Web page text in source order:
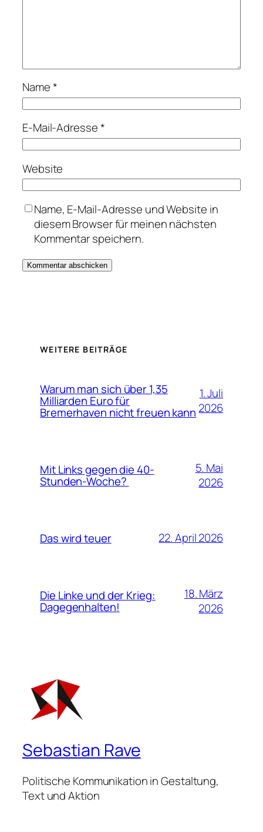
Name*
E-Mail-Adresse*
Website
Name, E-Mail-Adresse und Website in
diesem Browser für meinen nächsten
Kommentar speichern.
WEITERE BEITRÄGE
Warum man sich über 1,35
Milliarden Euro für
Bremerhaven nicht freuen kann
1. Juli
2026
Mit Links gegen die 40-
Stunden-Woche?
5. Mai
2026
Das wird teuer 22. April 2026
Die Linke und der Krieg:
Dagegenhalten!
18. März
2026
Sebastian Rave
Politische Kommunikation in Gestaltung,
Text und Aktion